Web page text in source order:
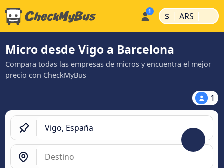
$ | ARS |
Micro desde Vigo a Barcelona
Compara todas las empresas de micros y encuentra el mejor
precio con CheckMyBus
1